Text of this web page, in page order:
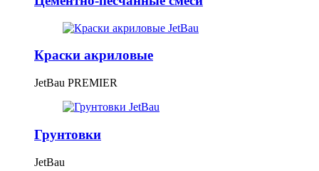
Краски акриловые
JetBau PREMIER
Грунтовки
JetBau